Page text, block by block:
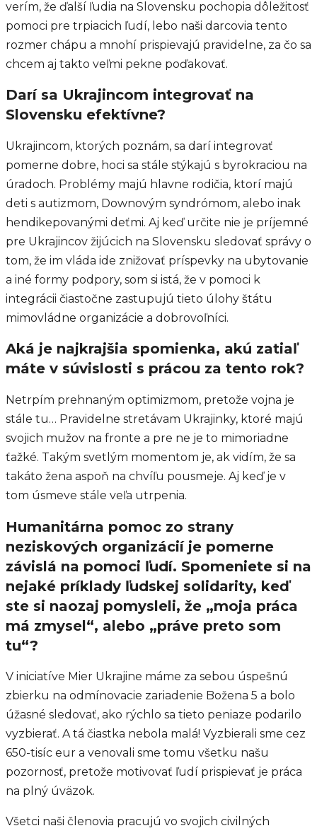
verím, že ďalší ľudia na Slovensku pochopia dôležitosť
pomoci pre trpiacich ľudí, lebo naši darcovia tento
rozmer chápu a mnohí prispievajú pravidelne, za čo sa
chcem aj takto veľmi pekne poďakovať.
Darí sa Ukrajincom integrovať na
Slovensku efektívne?
Ukrajincom, ktorých poznám, sa darí integrovať
pomerne dobre, hoci sa stále stýkajú s byrokraciou na
úradoch. Problémy majú hlavne rodičia, ktorí majú
deti s autizmom, Downovým syndrómom, alebo inak
hendikepovanými deťmi. Aj keď určite nie je príjemné
pre Ukrajincov žijúcich na Slovensku sledovať správy o
tom, že im vláda ide znižovať príspevky na ubytovanie
a iné formy podpory, som si istá, že v pomoci k
integrácii čiastočne zastupujú tieto úlohy štátu
mimovládne organizácie a dobrovoľníci.
Aká je najkrajšia spomienka, akú zatiaľ
máte v súvislosti s prácou za tento rok?
Netrpím prehnaným optimizmom, pretože vojna je
stále tu… Pravidelne stretávam Ukrajinky, ktoré majú
svojich mužov na fronte a pre ne je to mimoriadne
ťažké. Takým svetlým momentom je, ak vidím, že sa
takáto žena aspoň na chvíľu pousmeje. Aj keď je v
tom úsmeve stále veľa utrpenia.
Humanitárna pomoc zo strany
neziskových organizácií je pomerne
závislá na pomoci ľudí. Spomeniete si na
nejaké príklady ľudskej solidarity, keď
ste si naozaj pomysleli, že „moja práca
má zmysel“, alebo „práve preto som
tu“?
V iniciatíve Mier Ukrajine máme za sebou úspešnú
zbierku na odmínovacie zariadenie Božena 5 a bolo
úžasné sledovať, ako rýchlo sa tieto peniaze podarilo
vyzbierať. A tá čiastka nebola malá! Vyzbierali sme cez
650-tisíc eur a venovali sme tomu všetku našu
pozornosť, pretože motivovať ľudí prispievať je práca
na plný úväzok.
Všetci naši členovia pracujú vo svojich civilných